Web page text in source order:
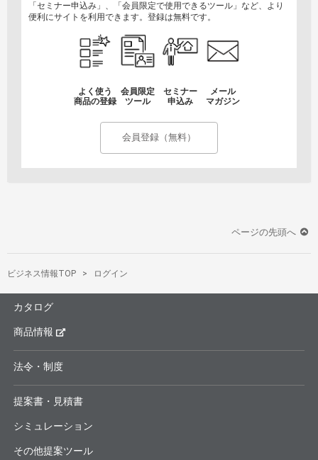
「セミナー申込み」、「会員限定で使用できるツール」など、より
便利にサイトを利用できます。登録は無料です。
よく使う
商品の登録
会員限定
ツール
セミナー
申込み
メール
マガジン
会員登録（無料）
ページの先頭へ
ビジネス情報TOP ログイン
カタログ
商品情報
法令・制度
提案書・見積書
シミュレーション
その他提案ツール